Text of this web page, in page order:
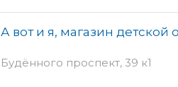
А вот и я, магазин детской
Будённого проспект, 39 к1